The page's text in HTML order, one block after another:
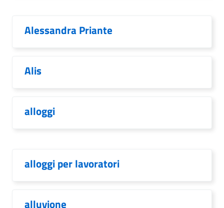
Alessandra Priante
Alis
alloggi
alloggi per lavoratori
alluvione